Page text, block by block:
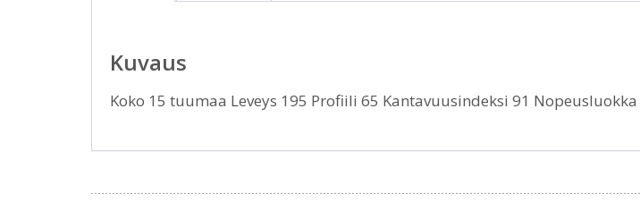
Kuvaus
Koko 15 tuumaa Leveys 195 Profiili 65 Kantavuusindeksi 91